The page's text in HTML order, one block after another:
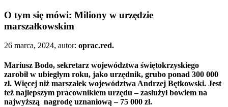
O tym się mówi: Miliony w urzędzie
marszałkowskim
26 marca, 2024, autor: oprac.red.
Mariusz Bodo, sekretarz województwa świętokrzyskiego
zarobił w ubiegłym roku, jako urzędnik, grubo ponad 300 000
zł. Więcej niż marszałek województwa Andrzej Bętkowski. Jest
też najlepszym pracownikiem urzędu – zasłużył bowiem na
najwyższą nagrodę uznaniową – 75 000 zł.